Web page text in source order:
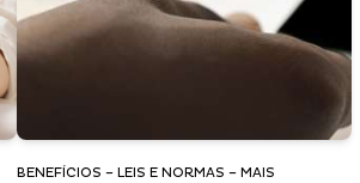
BENEFÍCIOS – LEIS E NORMAS – MAIS